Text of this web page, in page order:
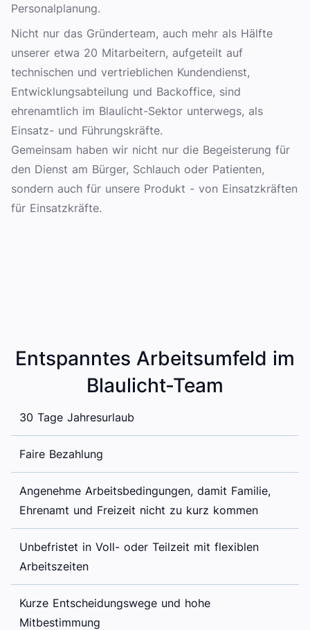
Personalplanung.
Nicht nur das Gründerteam, auch mehr als Hälfte
unserer etwa 20 Mitarbeitern, aufgeteilt auf
technischen und vertrieblichen Kundendienst,
Entwicklungsabteilung und Backoffice, sind
ehrenamtlich im Blaulicht-Sektor unterwegs, als
Einsatz- und Führungskräfte.
Gemeinsam haben wir nicht nur die Begeisterung für
den Dienst am Bürger, Schlauch oder Patienten,
sondern auch für unsere Produkt - von Einsatzkräften
für Einsatzkräfte.
Entspanntes Arbeitsumfeld im
Blaulicht-Team
30 Tage Jahresurlaub
Faire Bezahlung
Angenehme Arbeitsbedingungen, damit Familie,
Ehrenamt und Freizeit nicht zu kurz kommen
Unbefristet in Voll- oder Teilzeit mit flexiblen
Arbeitszeiten
Kurze Entscheidungswege und hohe
Mitbestimmung